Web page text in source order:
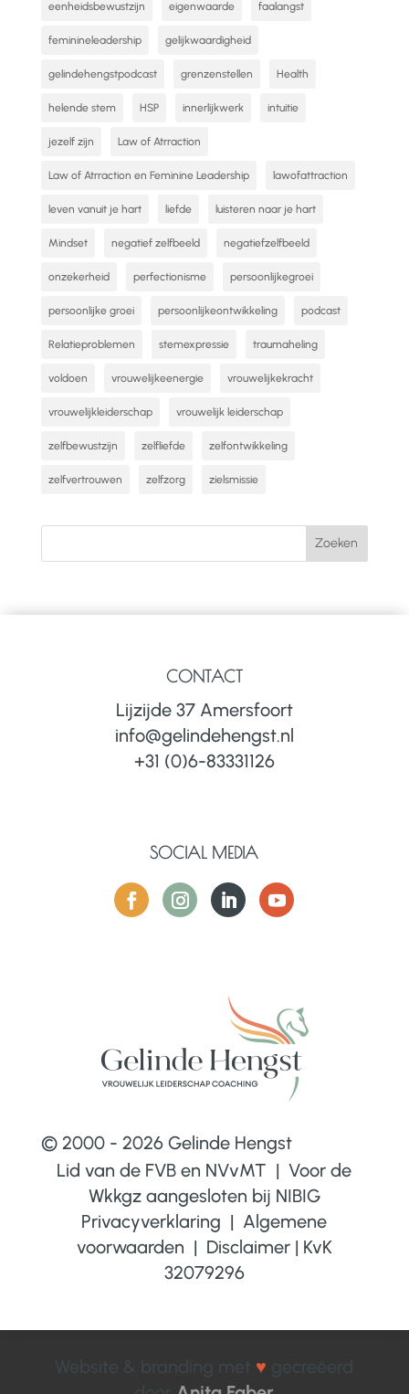
eenheidsbewustzijn eigenwaarde faalangst
feminineleadership gelijkwaardigheid
gelindehengstpodcast grenzenstellen Health
helende stem HSP innerlijkwerk intuitie
jezelf zijn Law of Atrraction
Law of Atrraction en Feminine Leadership lawofattraction
leven vanuit je hart liefde luisteren naar je hart
Mindset negatief zelfbeeld negatiefzelfbeeld
onzekerheid perfectionisme persoonlijkegroei
persoonlijke groei persoonlijkeontwikkeling podcast
Relatieproblemen stemexpressie traumaheling
voldoen vrouwelijkeenergie vrouwelijkekracht
vrouwelijkleiderschap vrouwelijk leiderschap
zelfbewustzijn zelfliefde zelfontwikkeling
zelfvertrouwen zelfzorg zielsmissie
CONTACT
Lijzijde 37 Amersfoort
info@gelindehengst.nl
+31 (0)6-83331126
SOCIAL MEDIA
© 2000 - 2026 Gelinde Hengst
Lid van de FVB en NVvMT | Voor de
Wkkgz aangesloten bij NIBIG
Privacyverklaring | Algemene
voorwaarden | Disclaimer| KvK
32079296
Website & branding met ♥ gecreëerd